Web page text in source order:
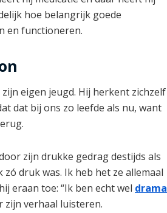
hoe belangrijk goede
en functioneren.
zijn eigen jeugd. Hij herkent zichzelf
dat bij ons zo leefde als nu, want
zijn drukke gedrag destijds als
druk was. Ik heb het ze allemaal
eraan toe: “Ik ben echt wel drama
zijn verhaal luisteren.